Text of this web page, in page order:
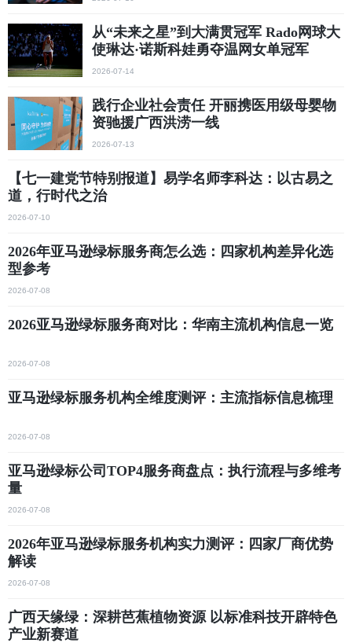
从“未来之星”到大满贯冠军 Rado网球大
使琳达·诺斯科娃勇夺温网女单冠军
2026-07-14
践行企业社会责任 开丽携医用级母婴物
资驰援广西洪涝一线
2026-07-13
【七一建党节特别报道】易学名师李科达：以古易之
道，行时代之治
2026-07-10
2026年亚马逊绿标服务商怎么选：四家机构差异化选
型参考
2026-07-08
2026亚马逊绿标服务商对比：华南主流机构信息一览
2026-07-08
亚马逊绿标服务机构全维度测评：主流指标信息梳理
2026-07-08
亚马逊绿标公司TOP4服务商盘点：执行流程与多维考
量
2026-07-08
2026年亚马逊绿标服务机构实力测评：四家厂商优势
解读
2026-07-08
广西天缘绿：深耕芭蕉植物资源 以标准科技开辟特色
产业新赛道